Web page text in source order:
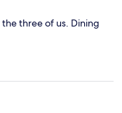
three of us. Dining